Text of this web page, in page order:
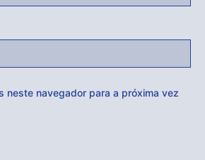
neste navegador para a próxima vez